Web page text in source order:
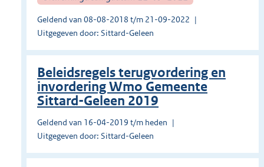
Geldend van 08-08-2018 t/m 21-09-2022
Uitgegeven door: Sittard-Geleen
Beleidsregels terugvordering en
invordering Wmo Gemeente
Sittard-Geleen 2019
Geldend van 16-04-2019 t/m heden
Uitgegeven door: Sittard-Geleen